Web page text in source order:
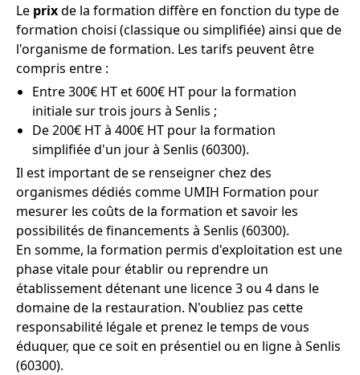
Le prixde la formation diffère en fonction du type de
formation choisi (classique ou simplifiée) ainsi que de
l'organisme de formation. Les tarifs peuvent être
compris entre :
Entre 300€ HT et 600€ HT pour la formation
initiale sur trois jours à Senlis ;
De 200€ HT à 400€ HT pour la formation
simplifiée d'un jour à Senlis (60300).
Il est important de se renseigner chez des
organismes dédiés comme UMIH Formation pour
mesurer les coûts de la formation et savoir les
possibilités de financements à Senlis (60300).
En somme, la formation permis d'exploitation est une
phase vitale pour établir ou reprendre un
établissement détenant une licence 3 ou 4 dans le
domaine de la restauration. N'oubliez pas cette
responsabilité légale et prenez le temps de vous
éduquer, que ce soit en présentiel ou en ligne à Senlis
(60300).